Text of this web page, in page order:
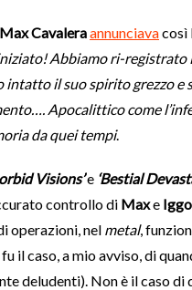
Max Cavaleraannunciavacosì
Abbiamo ri-
intatto il suo spirito grezzo
Apocalittico come
da quei tempi.
Visions’e ‘Bestial
controllo di Maxe
operazioni, nel metal,
il caso, a mio avviso, di
deludenti). Non è il caso di